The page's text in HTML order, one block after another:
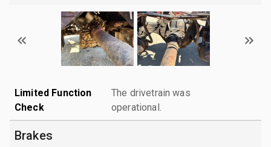
Limited Function
Check
The drivetrain was
operational.
Brakes